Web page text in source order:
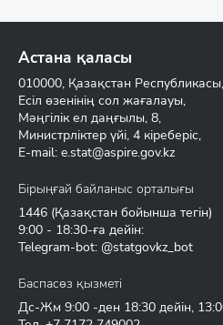
Астана қаласы
010000, Қазақстан
Есіл өзенінің сол жағалауы,
Мәңгілік ел даңғылы, 8,
Министрліктер үйі, 4 кіреберіс,
E-mail: e.stat@aspire.gov.kz
Бірыңғай байланыс орталығы
1446 (Қазақстан бойынша тегін)
9:00 - 18:30-ға дейін:
Telegram-bot: @statgovkz_bot
Баспасөз қызметі
Дс-Жм 9:00 -ден 18:30 дейін,